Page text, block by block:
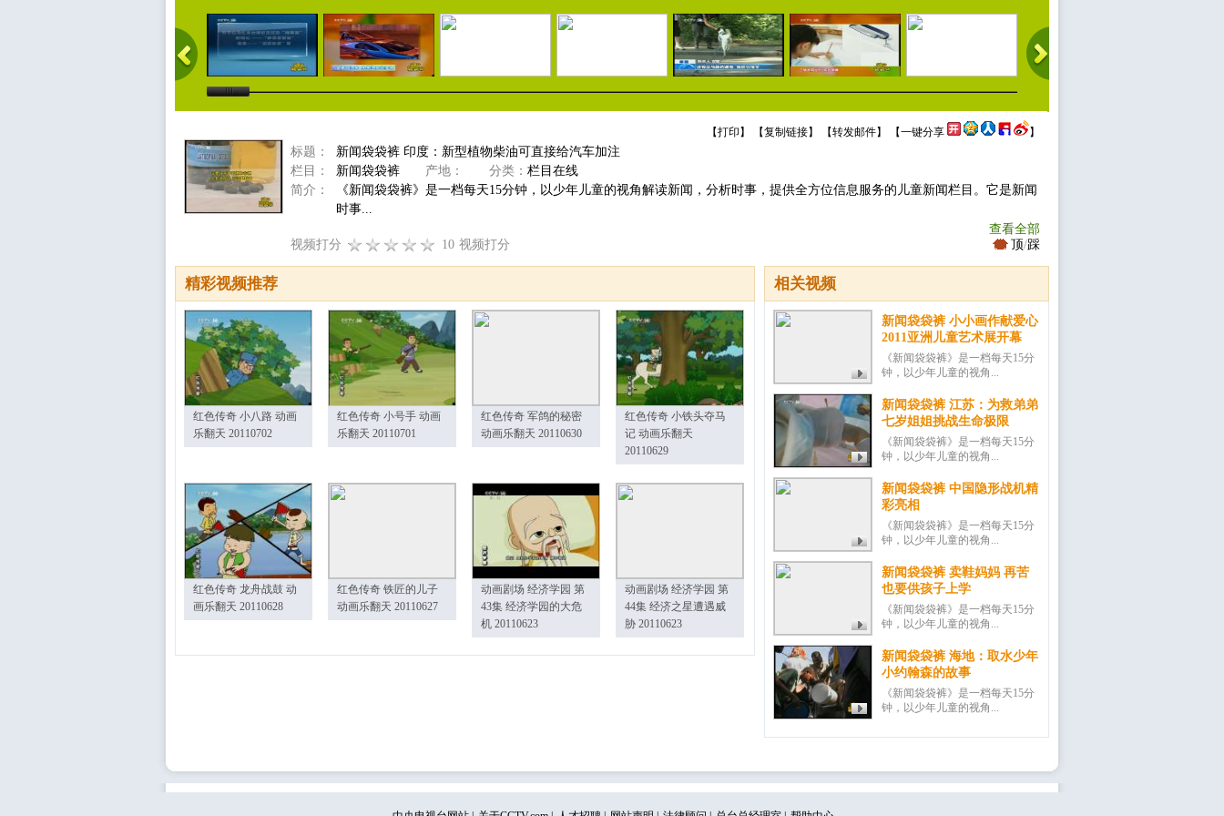
【打印 】 【复制链接】 【转发邮件】 【一键分享 】
标题：
新闻袋袋裤 印度：新型植物柴油可直接给汽车加注
栏目：
新闻袋袋裤 产地： 分类： 栏目在线
简介：
《新闻袋袋裤》是一档每天15分钟，以少年儿童的视角解读新闻，分析时事，提供全方位信息服务的儿童新闻栏目。它是新闻
时事...
查看全部
视频打分
10 视频打分 顶/踩
相关视频
新闻袋袋裤 小小画作献爱心
2011亚洲儿童艺术展开幕
《新闻袋袋裤》是一档每天15分
钟，以少年儿童的视角...
新闻袋袋裤 江苏：为救弟弟
七岁姐姐挑战生命极限
《新闻袋袋裤》是一档每天15分
钟，以少年儿童的视角...
新闻袋袋裤 中国隐形战机精
彩亮相
《新闻袋袋裤》是一档每天15分
钟，以少年儿童的视角...
新闻袋袋裤 卖鞋妈妈 再苦
也要供孩子上学
《新闻袋袋裤》是一档每天15分
钟，以少年儿童的视角...
新闻袋袋裤 海地：取水少年
小约翰森的故事
《新闻袋袋裤》是一档每天15分
钟，以少年儿童的视角...
精彩视频推荐
红色传奇 小八路 动画
乐翻天 20110702
红色传奇 小号手 动画
乐翻天 20110701
红色传奇 军鸽的秘密
动画乐翻天 20110630
红色传奇 小铁头夺马
记 动画乐翻天
20110629
红色传奇 龙舟战鼓 动
画乐翻天 20110628
红色传奇 铁匠的儿子
动画乐翻天 20110627
动画剧场 经济学园 第
43集 经济学园的大危
机 20110623
动画剧场 经济学园 第
44集 经济之星遭遇威
胁 20110623